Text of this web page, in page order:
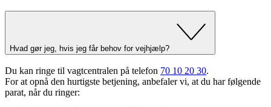
Hvad gør jeg, hvis jeg får behov for vejhjælp?
Du kan ringe til vagtcentralen på telefon 70 10 20 30.
For at opnå den hurtigste betjening, anbefaler vi, at du har følgende
parat, når du ringer: